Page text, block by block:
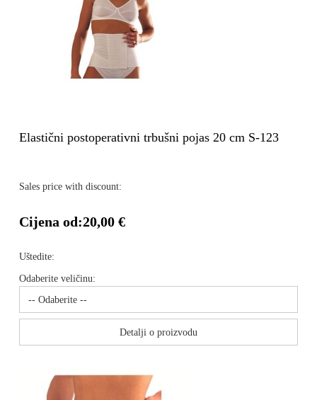
Elastični postoperativni trbušni pojas 20 cm S-123
Sales price with discount:
Cijena od:20,00 €
Uštedite:
Odaberite veličinu:
Detalji o proizvodu